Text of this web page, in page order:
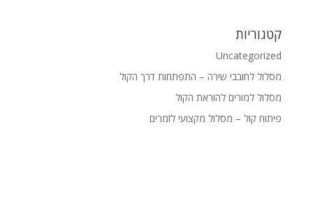
קטגוריות
Uncategorized
מסלול לחובבי שירה – התפתחות דרך הקול
מסלול למורים להוראת הקול
פיתוח קול – מסלול מקצועי לזמרים